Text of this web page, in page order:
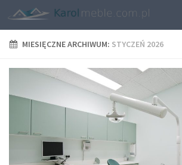
MIESIĘCZNE ARCHIWUM: STYCZEŃ 2026